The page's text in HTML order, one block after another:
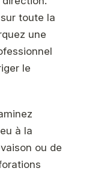
toute la
une
le
à la
ou de